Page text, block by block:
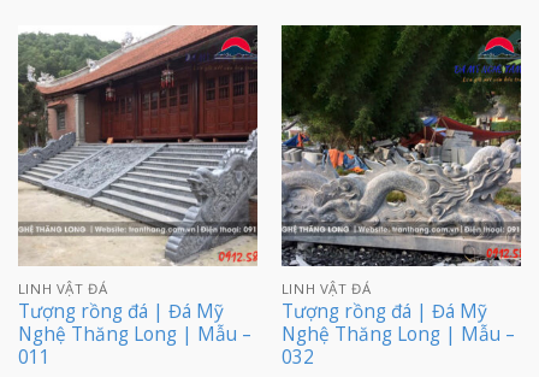
LINH VẬT ĐÁ
Tượng rồng đá | Đá Mỹ
Nghệ Thăng Long | Mẫu –
011
LINH VẬT ĐÁ
Tượng rồng đá | Đá Mỹ
Nghệ Thăng Long | Mẫu –
032